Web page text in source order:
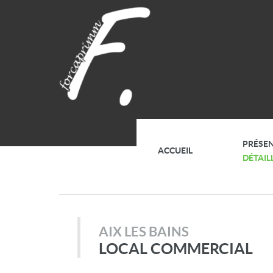
ACCUEIL
AIX LES BAINS
LOCAL COMMERCIAL